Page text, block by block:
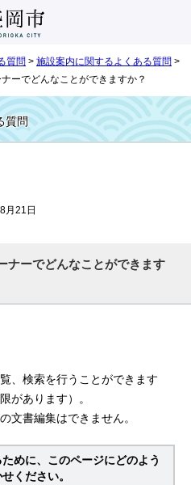
質問 > 施設案内に関するよくある質問 >
ーでどんなことができますか？
問
月21日
ナーでどんなことができます
、検索を行うことができます
があります）。
文書編集はできません。
めに、このページにどのよう
ください。